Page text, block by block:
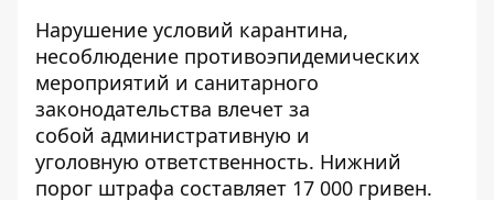
Нарушение условий карантина,
несоблюдение противоэпидемических
мероприятий и санитарного
законодательства влечет за
собой административную и
уголовную ответственность. Нижний
порог штрафа составляет 17 000 гривен.